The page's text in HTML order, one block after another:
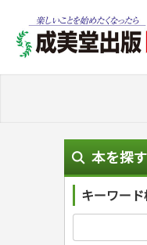
本を探す
キーワー